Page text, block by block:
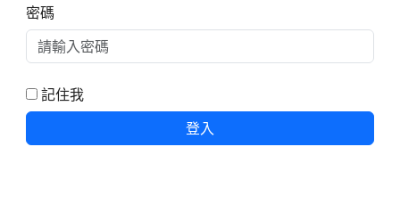
密碼
記住我
登入